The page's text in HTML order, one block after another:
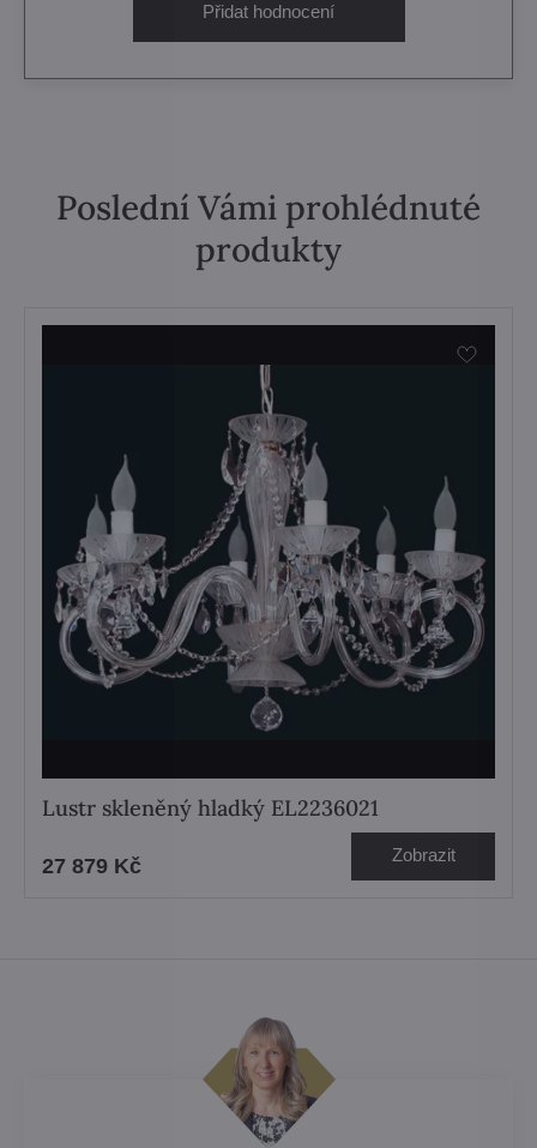
Přidat hodnocení
Poslední Vámi prohlédnuté
produkty
Lustr skleněný hladký EL2236021
27 879 Kč Zobrazit